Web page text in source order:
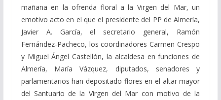
mañana en la ofrenda floral a la Virgen del Mar, un
emotivo acto en el que el presidente del PP de Almería,
Javier A. García, el secretario general, Ramón
Fernández-Pacheco, los coordinadores Carmen Crespo
y Miguel Ángel Castellón, la alcaldesa en funciones de
Almería, María Vázquez, diputados, senadores y
parlamentarios han depositado flores en el altar mayor
del Santuario de la Virgen del Mar con motivo de la